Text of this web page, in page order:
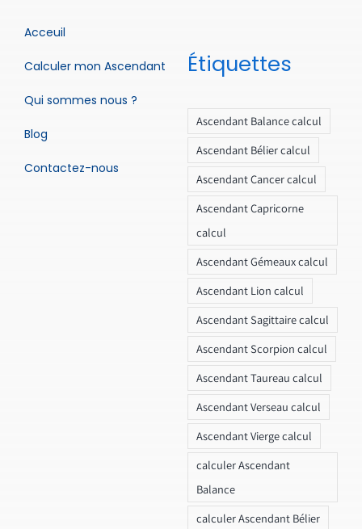
Acceuil
Calculer mon Ascendant
Qui sommes nous ?
Blog
Contactez-nous
Étiquettes
Ascendant Balance calcul
Ascendant Bélier calcul
Ascendant Cancer calcul
Ascendant Capricorne
calcul
Ascendant Gémeaux calcul
Ascendant Lion calcul
Ascendant Sagittaire calcul
Ascendant Scorpion calcul
Ascendant Taureau calcul
Ascendant Verseau calcul
Ascendant Vierge calcul
calculer Ascendant
Balance
calculer Ascendant Bélier